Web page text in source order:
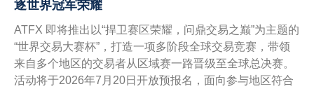
逐世界冠军荣耀
ATFX 即将推出以“捍卫赛区荣耀，问鼎交易之巅”为主题的
“世界交易大赛杯”，打造一项多阶段全球交易竞赛，带领
来自多个地区的交易者从区域赛一路晋级至全球总决赛。
活动将于2026年7月20日开放预报名，面向参与地区符合